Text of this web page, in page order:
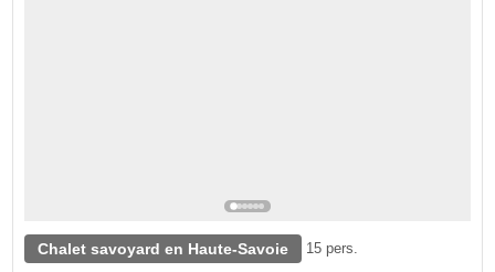
Chalet savoyard en Haute-Savoie 15 pers.